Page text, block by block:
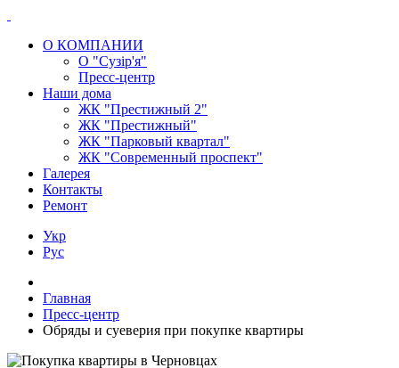
О КОМПАНИИ
О "Сузір'я"
Пресс-центр
Наши дома
ЖК "Престижный 2"
ЖК "Престижный"
ЖК "Парковый квартал"
ЖК "Современный проспект"
Галерея
Контакты
Ремонт
Укр
Рус
Главная
Пресс-центр
Обряды и суеверия при покупке квартиры